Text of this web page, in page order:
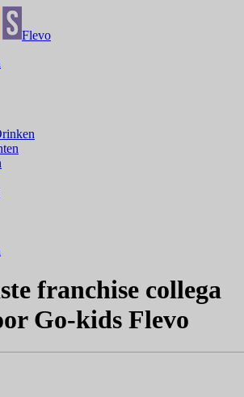
Flevo
franchise collega
Go-kids Flevo